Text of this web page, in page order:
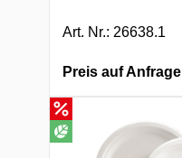
Art. Nr.: 26638.1
Preis auf Anfrage